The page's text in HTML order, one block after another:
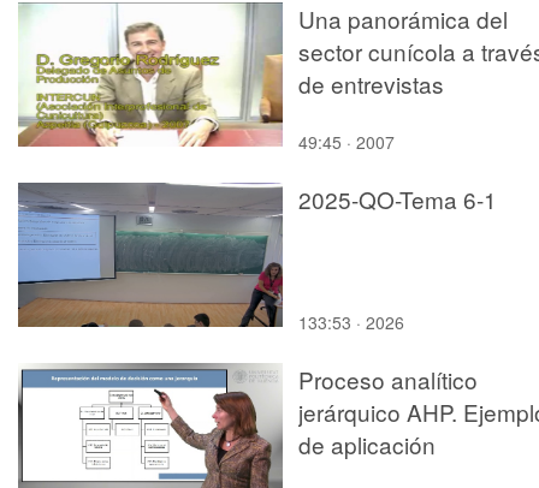
Una panorámica del
sector cunícola a
de entrevistas
49:45 · 2007
2025-QO-Tema 6-1
133:53 · 2026
Proceso analítico
jerárquico AHP.
de aplicación